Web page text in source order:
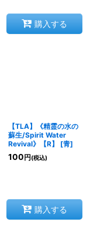
購入する
【TLA】《精霊の水の
蘇生/Spirit Water
Revival》【R】
[青]
100 円 (税込)
購入する